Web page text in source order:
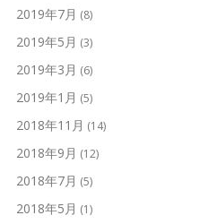
2019年7月 (8)
2019年5月 (3)
2019年3月 (6)
2019年1月 (5)
2018年11月 (14)
2018年9月 (12)
2018年7月 (5)
2018年5月 (1)